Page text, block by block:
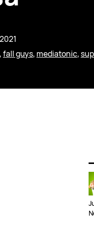
, fall guys, mediatonic,